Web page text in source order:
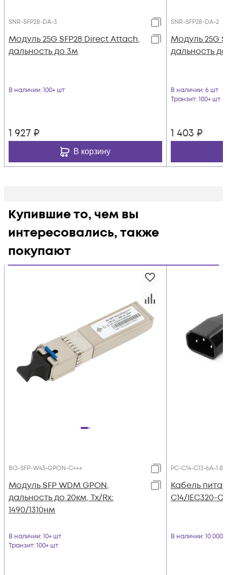
SNR-SFP28-DA-3
Модуль 25G SFP28 Direct Attach,
дальность до 3м
В наличии: 100+ шт
1 927 ₽
В корзину
SNR-SFP28-DA-2
Модуль 25G
дальность
В наличии: 6 шт
Транзит: 100+ шт
1 403 ₽
Купившие то, чем вы
интересовались, также
покупают
BO-SFP-W43-GPON-C+++
Модуль SFP WDM GPON,
дальность до 20км, Tx/Rx:
1490/1310нм
В наличии: 10+ шт
Транзит: 100+ шт
PC-C14-C13-6A-1.8
Кабель
C14/IEC320-
В наличии: 10